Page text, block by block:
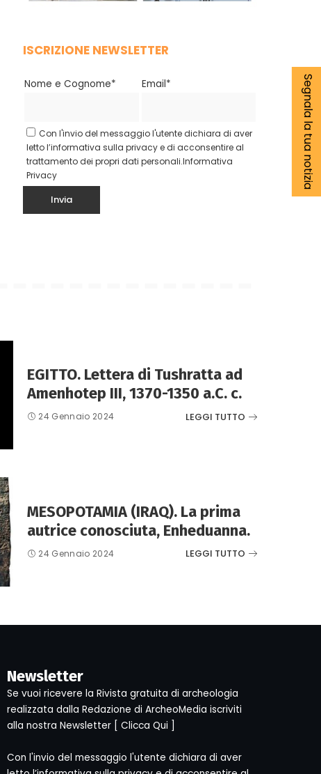
ISCRIZIONE NEWSLETTER
Nome e Cognome* Email*
Con l'invio del messaggio l'utente dichiara di aver
letto l’informativa sulla privacy e di acconsentire al
trattamento dei propri dati personali.Informativa
Privacy
EGITTO. Lettera di Tushratta ad
Amenhotep III, 1370-1350 a.C. c.
24 Gennaio 2024 LEGGI TUTTO
MESOPOTAMIA (IRAQ). La prima
autrice conosciuta, Enheduanna.
24 Gennaio 2024 LEGGI TUTTO
Segnala la tua notizia
Newsletter
Se vuoi ricevere la Rivista gratuita di archeologia
realizzata dalla Redazione di ArcheoMedia iscriviti
alla nostra Newsletter [ Clicca Qui ]
Con l'invio del messaggio l'utente dichiara di aver